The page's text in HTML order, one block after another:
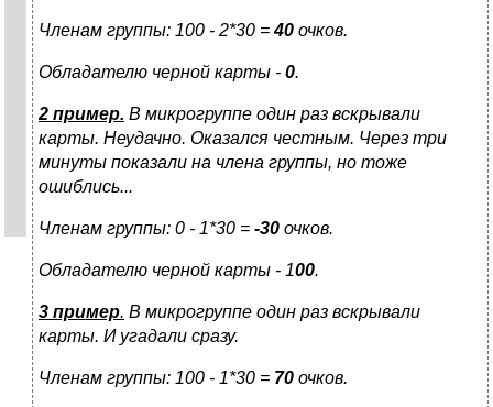
Членам группы: 100 - 2*30 =40 очков.
Обладателю черной карты - 0.
2 пример. В микрогруппе один раз вскрывали
карты. Неудачно. Оказался честным. Через три
минуты показали на члена группы, но тоже
ошиблись...
Членам группы: 0 - 1*30 = -30 очков.
Обладателю черной карты - 100.
3 пример. В микрогруппе один раз вскрывали
карты. И угадали сразу.
Членам группы: 100 - 1*30 = 70 очков.